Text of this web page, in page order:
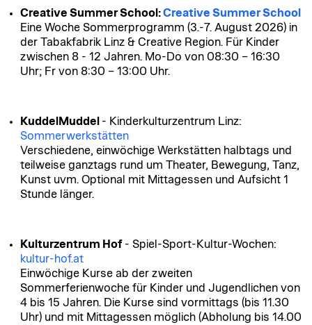
Creative Summer School:Creative Summer School
Eine Woche Sommerprogramm (3.-7. August 2026) in
der Tabakfabrik Linz & Creative Region. Für Kinder
zwischen 8 - 12 Jahren. Mo-Do von 08:30 – 16:30
Uhr; Fr von 8:30 – 13:00 Uhr.
KuddelMuddel - Kinderkulturzentrum Linz:
Sommerwerkstätten
Verschiedene, einwöchige Werkstätten halbtags und
teilweise ganztags rund um Theater, Bewegung, Tanz,
Kunst uvm. Optional mit Mittagessen und Aufsicht 1
Stunde länger.
Kulturzentrum Hof - Spiel-Sport-Kultur-Wochen:
kultur-hof.at
Einwöchige Kurse ab der zweiten
Sommerferienwoche für Kinder und Jugendlichen von
4 bis 15 Jahren. Die Kurse sind vormittags (bis 11.30
Uhr) und mit Mittagessen möglich (Abholung bis 14.00